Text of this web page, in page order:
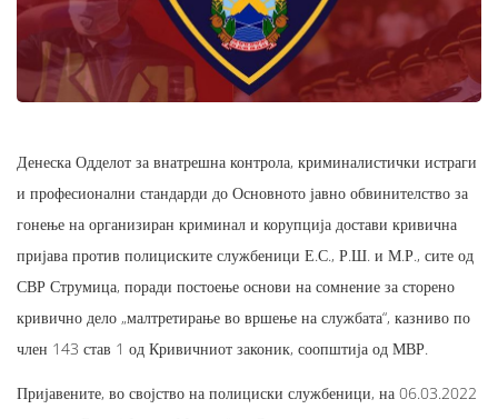
Денеска Одделот за внатрешна контрола, криминалистички истраги
и професионални стандарди до Основното јавно обвинителство за
гонење на организиран криминал и корупција достави кривична
пријава против полициските службеници Е.С., Р.Ш. и М.Р., сите од
СВР Струмица, поради постоење основи на сомнение за сторено
кривично дело „малтретирање во вршење на службата“, казниво по
член 143 став 1 од Кривичниот законик, соопштија од МВР.
Пријавените, во својство на полициски службеници, на 06.03.2022